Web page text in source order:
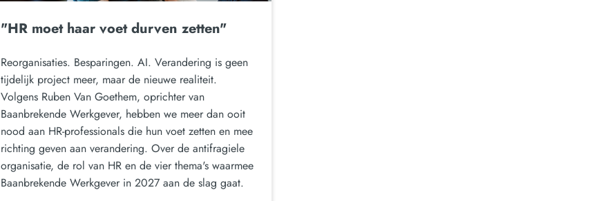
"HR moet haar voet durven zetten"
Reorganisaties. Besparingen. AI. Verandering is geen
tijdelijk project meer, maar de nieuwe realiteit.
Volgens Ruben Van Goethem, oprichter van
Baanbrekende Werkgever, hebben we meer dan ooit
nood aan HR-professionals die hun voet zetten en mee
richting geven aan verandering. Over de antifragiele
organisatie, de rol van HR en de vier thema's waarmee
Baanbrekende Werkgever in 2027 aan de slag gaat.